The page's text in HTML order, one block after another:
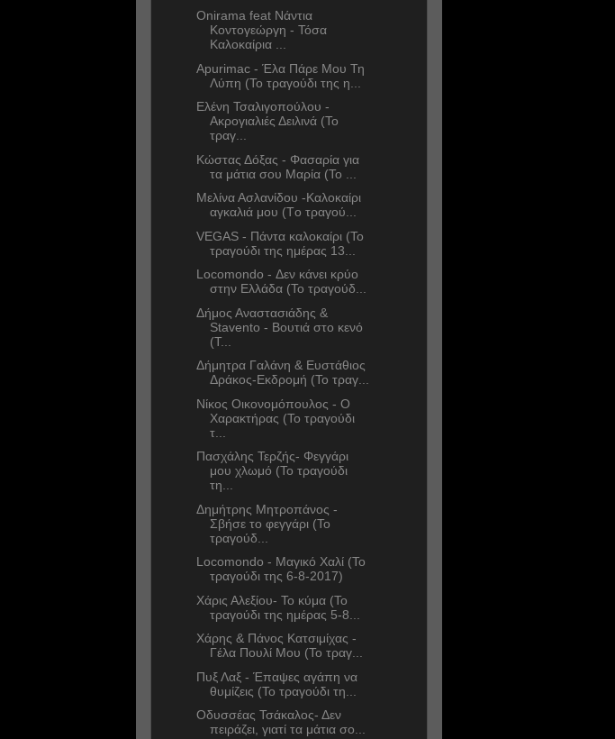
Onirama feat Νάντια
Κοντογεώργη - Τόσα
Καλοκαίρια ...
Apurimac - Έλα Πάρε Μου Τη
Λύπη (Το τραγούδι της η...
Ελένη Τσαλιγοπούλου -
Ακρογιαλιές Δειλινά (Το
τραγ...
Κώστας Δόξας - Φασαρία για
τα μάτια σου Μαρία (Το ...
Μελίνα Ασλανίδου -Καλοκαίρι
αγκαλιά μου (Tο τραγού...
VEGAS - Πάντα καλοκαίρι (Το
τραγούδι της ημέρας 13...
Locomondo - Δεν κάνει κρύο
στην Ελλάδα (Το τραγούδ...
Δήμος Αναστασιάδης &
Stavento - Βουτιά στο κενό
(Τ...
Δήμητρα Γαλάνη & Ευστάθιος
Δράκος-Εκδρομή (Το τραγ...
Νίκος Οικονομόπουλος - Ο
Χαρακτήρας (Το τραγούδι
τ...
Πασχάλης Τερζής- Φεγγάρι
μου χλωμό (Το τραγούδι
τη...
Δημήτρης Μητροπάνος -
Σβήσε το φεγγάρι (Το
τραγούδ...
Locomondo - Μαγικό Χαλί (Το
τραγούδι της 6-8-2017)
Χάρις Αλεξίου- Το κύμα (Το
τραγούδι της ημέρας 5-8...
Χάρης & Πάνος Κατσιμίχας -
Γέλα Πουλί Μου (Το τραγ...
Πυξ Λαξ - Έπαψες αγάπη να
θυμίζεις (Το τραγούδι τη...
Οδυσσέας Τσάκαλος- Δεν
πειράζει, γιατί τα μάτια σο...